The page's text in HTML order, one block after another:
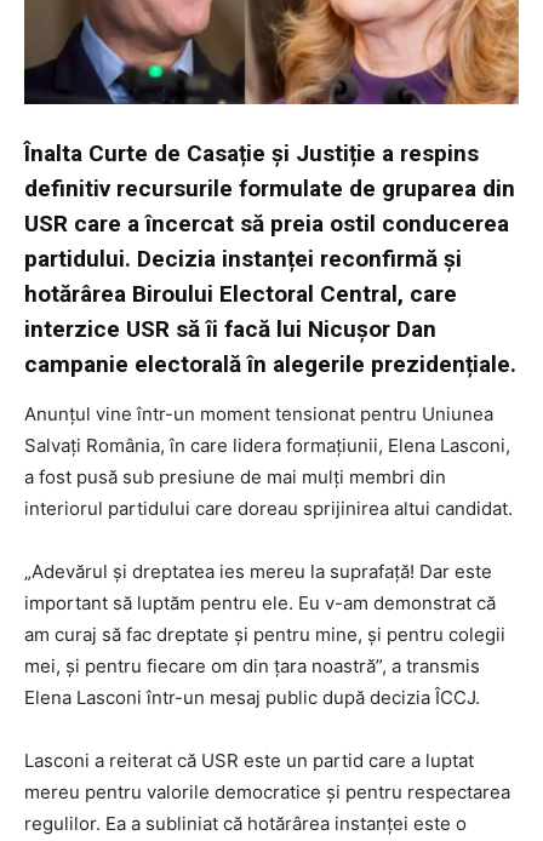
Înalta Curte de Casație și Justiție a respins
definitiv recursurile formulate de gruparea din
USR care a încercat să preia ostil conducerea
partidului. Decizia instanței reconfirmă și
hotărârea Biroului Electoral Central, care
interzice USR să îi facă lui Nicușor Dan
campanie electorală în alegerile prezidențiale.
Anunțul vine într-un moment tensionat pentru Uniunea
Salvați România, în care lidera formațiunii, Elena Lasconi,
a fost pusă sub presiune de mai mulți membri din
interiorul partidului care doreau sprijinirea altui candidat.
„Adevărul și dreptatea ies mereu la suprafață! Dar este
important să luptăm pentru ele. Eu v-am demonstrat că
am curaj să fac dreptate și pentru mine, și pentru colegii
mei, și pentru fiecare om din țara noastră”, a transmis
Elena Lasconi într-un mesaj public după decizia ÎCCJ.
Lasconi a reiterat că USR este un partid care a luptat
mereu pentru valorile democratice și pentru respectarea
regulilor. Ea a subliniat că hotărârea instanței este o